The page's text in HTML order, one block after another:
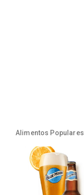
Alimentos Populares